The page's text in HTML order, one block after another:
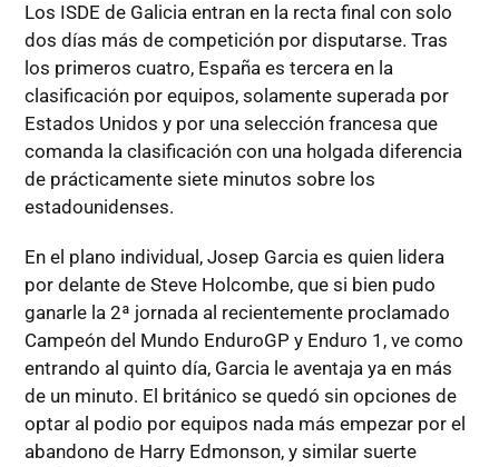
Los ISDE de Galicia entran en la recta final con solo
dos días más de competición por disputarse. Tras
los primeros cuatro, España es tercera en la
clasificación por equipos, solamente superada por
Estados Unidos y por una selección francesa que
comanda la clasificación con una holgada diferencia
de prácticamente siete minutos sobre los
estadounidenses.
En el plano individual, Josep Garcia es quien lidera
por delante de Steve Holcombe, que si bien pudo
ganarle la 2ª jornada al recientemente proclamado
Campeón del Mundo EnduroGP y Enduro 1, ve como
entrando al quinto día, Garcia le aventaja ya en más
de un minuto. El británico se quedó sin opciones de
optar al podio por equipos nada más empezar por el
abandono de Harry Edmonson, y similar suerte